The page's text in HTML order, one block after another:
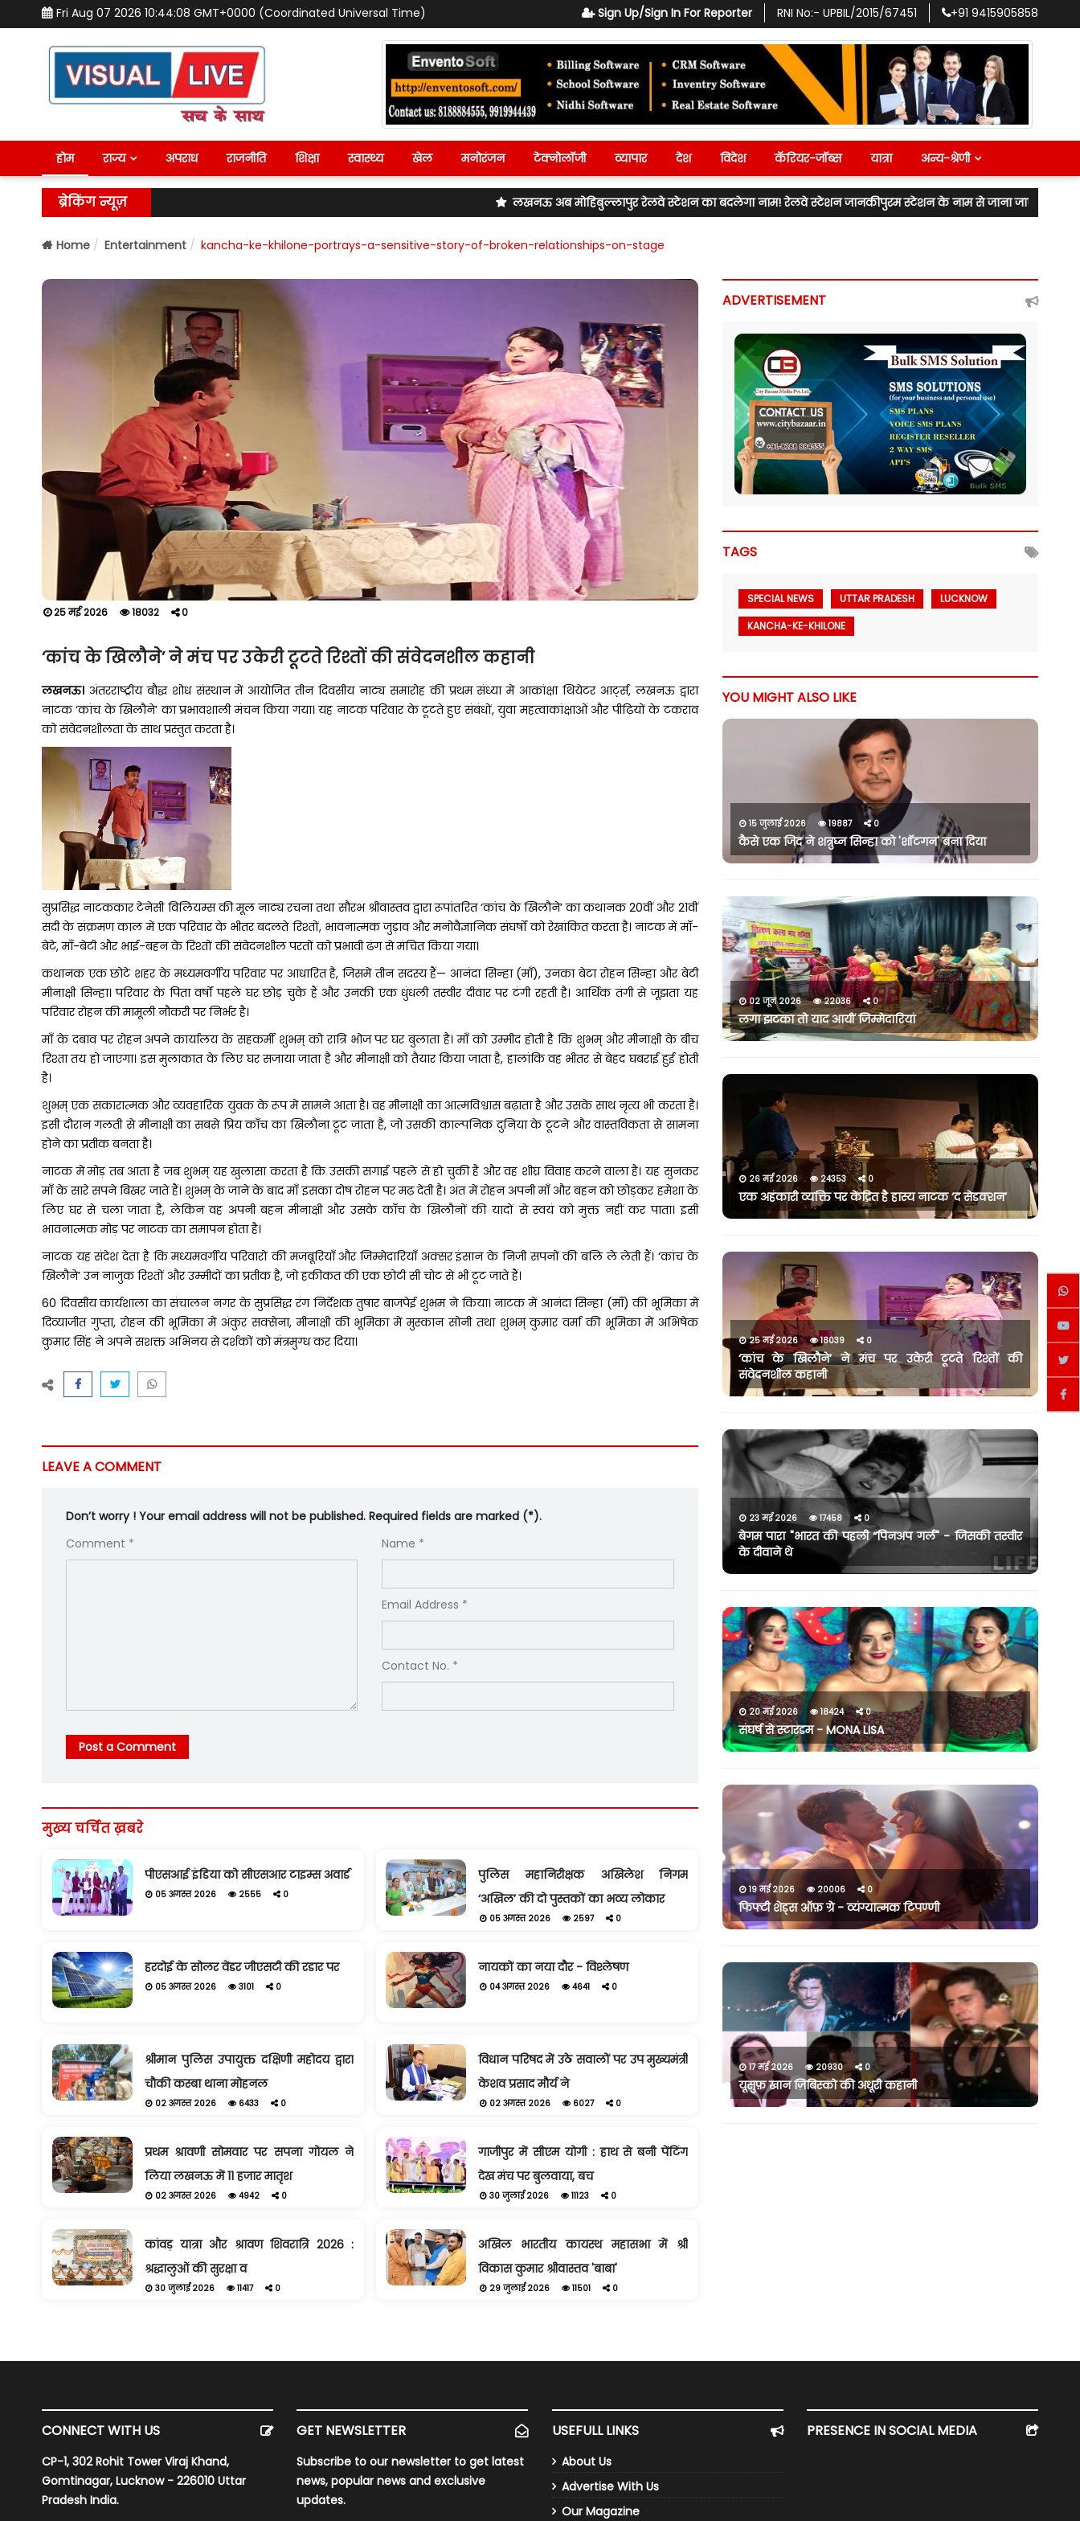
Fri Aug 07 2026 10:44:09 GMT+0000 (Coordinated Universal Time) Sign Up/Sign In For Reporter RNI No:- UPBIL/2015/67451 +91 9415905858
होम राज्य अपराध राजनीति शिक्षा स्वास्थ्य खेल मनोरंजन टेक्नोलॉजी व्यापार देश विदेश कॅरियर-जॉब्स यात्रा अन्य-श्रेणी
ब्रेकिंग न्यूज़ लखनऊ अब मोहिबुल्लापुर रेलवे स्टेशन का बदलेगा नाम! रेलवे स्टेशन जानकीपुरम स्टेशन के नाम से जाना जाएगा! लखनऊ उत्तर के
Home Entertainment kancha-ke-khilone-portrays-a-sensitive-story-of-broken-relationships-on-stage
25 मई 2026 18032 0
‘कांच के खिलौने’ ने मंच पर उकेरी टूटते रिश्तों की संवेदनशील कहानी
लखनऊ। अंतरराष्ट्रीय बौद्ध शोध संस्थान में आयोजित तीन दिवसीय नाट्य समारोह की प्रथम संध्या में आकांक्षा थियेटर आर्ट्स, लखनऊ द्वारा
नाटक ‘कांच के खिलौने’ का प्रभावशाली मंचन किया गया। यह नाटक परिवार के टूटते हुए संबंधों, युवा महत्वाकांक्षाओं और पीढ़ियों के टकराव
को संवेदनशीलता के साथ प्रस्तुत करता है।
सुप्रसिद्ध नाटककार टेनेसी विलियम्स की मूल नाट्य रचना तथा सौरभ श्रीवास्तव द्वारा रूपांतरित ‘कांच के खिलौने’ का कथानक 20वीं और 21वीं
सदी के संक्रमण काल में एक परिवार के भीतर बदलते रिश्तों, भावनात्मक जुड़ाव और मनोवैज्ञानिक संघर्षों को रेखांकित करता है। नाटक में माँ-
बेटे, माँ-बेटी और भाई-बहन के रिश्तों की संवेदनशील परतों को प्रभावी ढंग से मंचित किया गया।
कथानक एक छोटे शहर के मध्यमवर्गीय परिवार पर आधारित है, जिसमें तीन सदस्य हैं— आनंदा सिन्हा (माँ), उनका बेटा रोहन सिन्हा और बेटी
मीनाक्षी सिन्हा। परिवार के पिता वर्षों पहले घर छोड़ चुके हैं और उनकी एक धुंधली तस्वीर दीवार पर टंगी रहती है। आर्थिक तंगी से जूझता यह
परिवार रोहन की मामूली नौकरी पर निर्भर है।
माँ के दबाव पर रोहन अपने कार्यालय के सहकर्मी शुभम् को रात्रि भोज पर घर बुलाता है। माँ को उम्मीद होती है कि शुभम् और मीनाक्षी के बीच
रिश्ता तय हो जाएगा। इस मुलाकात के लिए घर सजाया जाता है और मीनाक्षी को तैयार किया जाता है, हालांकि वह भीतर से बेहद घबराई हुई होती
है।
शुभम् एक सकारात्मक और व्यवहारिक युवक के रूप में सामने आता है। वह मीनाक्षी का आत्मविश्वास बढ़ाता है और उसके साथ नृत्य भी करता है।
इसी दौरान गलती से मीनाक्षी का सबसे प्रिय काँच का खिलौना टूट जाता है, जो उसकी काल्पनिक दुनिया के टूटने और वास्तविकता से सामना
होने का प्रतीक बनता है।
नाटक में मोड़ तब आता है जब शुभम् यह खुलासा करता है कि उसकी सगाई पहले से हो चुकी है और वह शीघ्र विवाह करने वाला है। यह सुनकर
माँ के सारे सपने बिखर जाते हैं। शुभम् के जाने के बाद माँ इसका दोष रोहन पर मढ़ देती है। अंत में रोहन अपनी माँ और बहन को छोड़कर हमेशा के
लिए घर से चला जाता है, लेकिन वह अपनी बहन मीनाक्षी और उसके काँच के खिलौनों की यादों से स्वयं को मुक्त नहीं कर पाता। इसी
भावनात्मक मोड़ पर नाटक का समापन होता है।
नाटक यह संदेश देता है कि मध्यमवर्गीय परिवारों की मजबूरियाँ और जिम्मेदारियाँ अक्सर इंसान के निजी सपनों की बलि ले लेती हैं। ‘कांच के
खिलौने’ उन नाजुक रिश्तों और उम्मीदों का प्रतीक है, जो हकीकत की एक छोटी सी चोट से भी टूट जाते हैं।
60 दिवसीय कार्यशाला का संचालन नगर के सुप्रसिद्ध रंग निर्देशक तुषार बाजपेई शुभम ने किया। नाटक में आनंदा सिन्हा (माँ) की भूमिका में
दिव्याजीत गुप्ता, रोहन की भूमिका में अंकुर सक्सेना, मीनाक्षी की भूमिका में मुस्कान सोनी तथा शुभम् कुमार वर्मा की भूमिका में अभिषेक
कुमार सिंह ने अपने सशक्त अभिनय से दर्शकों को मंत्रमुग्ध कर दिया।
LEAVE A COMMENT
Don’t worry ! Your email address will not be published. Required fields are marked (*).
Comment *
Name *
Email Address *
Contact No. *
Post a Comment
मुख्य चर्चित ख़बरे
पीएसआई इंडिया को सीएसआर टाइम्स अवार्ड
05 अगस्त 2026 2555 0
पुलिस महानिरीक्षक अखिलेश निगम
‘अखिल’ की दो पुस्तकों का भव्य लोकार
05 अगस्त 2026 2597 0
हरदोई के सोलर वेंडर जीएसटी की रडार पर
05 अगस्त 2026 3101 0
नायकों का नया दौर - विश्लेषण
04 अगस्त 2026 4641 0
श्रीमान पुलिस उपायुक्त दक्षिणी महोदय द्वारा
चौकी कस्बा थाना मोहनल
02 अगस्त 2026 6433 0
विधान परिषद में उठे सवालों पर उप मुख्यमंत्री
केशव प्रसाद मौर्य ने
02 अगस्त 2026 6027 0
प्रथम श्रावणी सोमवार पर सपना गोयल ने
लिया लखनऊ में 11 हजार मातृश
02 अगस्त 2026 4942 0
गाजीपुर में सीएम योगी : हाथ से बनी पेंटिंग
देख मंच पर बुलवाया, बच
30 जुलाई 2026 11123 0
कांवड़ यात्रा और श्रावण शिवरात्रि 2026 :
श्रद्धालुओं की सुरक्षा व
30 जुलाई 2026 11417 0
अखिल भारतीय कायस्थ महासभा में श्री
विकास कुमार श्रीवास्तव 'बाबा'
29 जुलाई 2026 11501 0
ADVERTISEMENT
TAGS
SPECIAL NEWS UTTAR PRADESH
LUCKNOW
KANCHA-KE-KHILONE
YOU MIGHT ALSO LIKE
15 जुलाई 2026 19887 0
कैसे एक जिद ने शत्रुघ्न सिन्हा को 'शॉटगन' बना दिया
02 जून 2026 22036 0
लगा झटका तो याद आयीं जिम्मेदारियां
26 मई 2026 24353 0
एक अहंकारी व्यक्ति पर केंद्रित है हास्य नाटक ‘द सेडक्शन’
25 मई 2026 18039 0
‘कांच के खिलौने’ ने मंच पर उकेरी टूटते रिश्तों की
संवेदनशील कहानी
23 मई 2026 17458 0
बेगम पारा "भारत की पहली “पिनअप गर्ल" - जिसकी तस्वीर
के दीवाने थे
20 मई 2026 18424 0
संघर्ष से स्टारडम - MONA LISA
19 मई 2026 20006 0
फिफ्टी शेड्स ऑफ़ ग्रे - व्यंग्यात्मक टिपण्णी
17 मई 2026 20930 0
यूसुफ़ खान ज़िबिस्को की अधूरी कहानी
CONNECT WITH US
CP-1, 302 Rohit Tower Viraj Khand,
Gomtinagar, Lucknow - 226010 Uttar
Pradesh India.
GET NEWSLETTER
Subscribe to our newsletter to get latest
news, popular news and exclusive
updates.
USEFULL LINKS
About Us
Advertise With Us
Our Magazine
PRESENCE IN SOCIAL MEDIA